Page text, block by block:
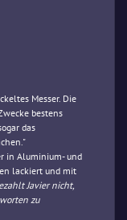
Messer. Die
bestens
das
in Aluminium- und
lackiert und mit
Javier nicht,
zu